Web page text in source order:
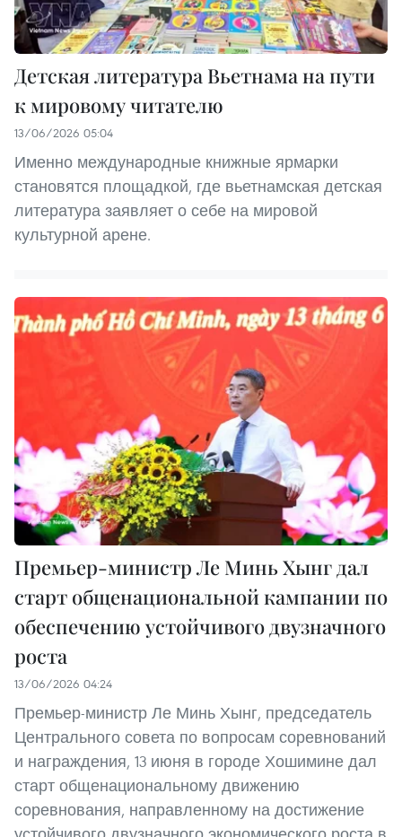
Детская литература Вьетнама на пути
к мировому читателю
13/06/2026 05:04
Именно международные книжные ярмарки
становятся площадкой, где вьетнамская детская
литература заявляет о себе на мировой
культурной арене.
Премьер-министр Ле Минь Хынг дал
старт общенациональной кампании по
обеспечению устойчивого двузначного
роста
13/06/2026 04:24
Премьер-министр Ле Минь Хынг, председатель
Центрального совета по вопросам соревнований
и награждения, 13 июня в городе Хошимине дал
старт общенациональному движению
соревнования, направленному на достижение